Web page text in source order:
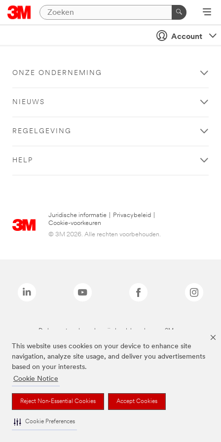
This website uses cookies on your device to enhance site
navigation, analyze site usage, and deliver you advertisements
based on your interests.
Cookie Notice
Reject Non-Essential Cookies Accept Cookies
Cookie Preferences
Account
ONZE ONDERNEMING
NIEUWS
REGELGEVING
HELP
Juridische informatie Privacybeleid
Cookie-voorkeuren
© 3M 2026. Alle rechten voorbehouden.
De bovenstaande merken zijn handelsmerken van 3M.we